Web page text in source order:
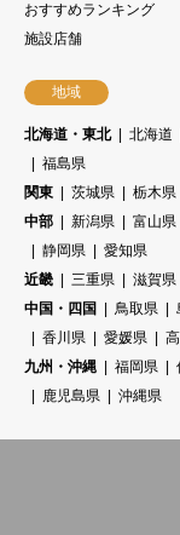
おすすめランキング
施設店舗
地域
北海道・東北 北海道
福島県
関東
茨城県 栃木県
中部
新潟県 富山県
静岡県
愛知県
近畿
三重県 滋賀県
中国・四国
鳥取県
香川県
愛媛県
九州・沖縄
福岡県
鹿児島県
沖縄県